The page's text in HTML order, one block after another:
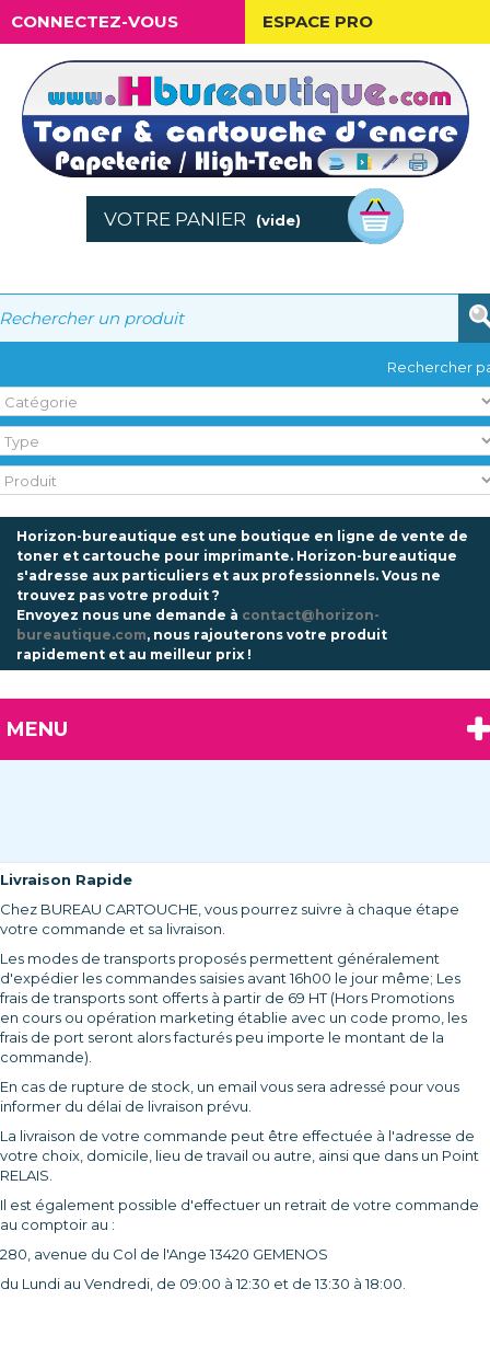
CONNECTEZ-VOUS ESPACE PRO
VOTRE PANIER (vide)
Rechercher
Horizon-bureautique est une boutique en ligne de vente de
toner et cartouche pour imprimante. Horizon-bureautique
s'adresse aux particuliers et aux professionnels. Vous ne
trouvez pas votre produit ?
Envoyez nous une demande à contact@horizon-
bureautique.com, nous rajouterons votre produit
rapidement et au meilleur prix !
MENU
Livraison Rapide
Chez BUREAU CARTOUCHE, vous pourrez suivre à chaque étape
votre commande et sa livraison.
Les modes de transports proposés permettent généralement
d'expédier les commandes saisies avant 16h00 le jour même; Les
frais de transports sont offerts à partir de 69 HT (Hors Promotions
en cours ou opération marketing établie avec un code promo, les
frais de port seront alors facturés peu importe le montant de la
commande).
En cas de rupture de stock, un email vous sera adressé pour vous
informer du délai de livraison prévu.
La livraison de votre commande peut être effectuée à l'adresse de
votre choix, domicile, lieu de travail ou autre, ainsi que dans un Point
RELAIS.
Il est également possible d'effectuer un retrait de votre commande
au comptoir au :
280, avenue du Col de l'Ange 13420 GEMENOS
du Lundi au Vendredi, de 09:00 à 12:30 et de 13:30 à 18:00.